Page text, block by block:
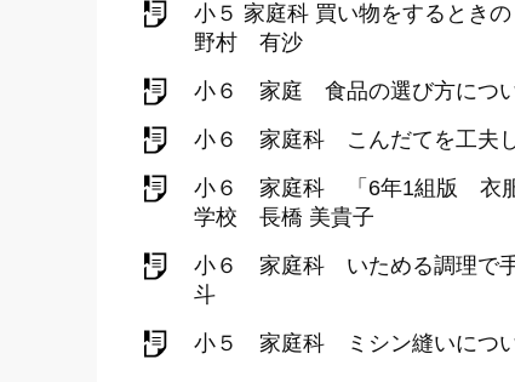
小５ 家庭科 買い物をするとき
野村 有沙
小６ 家庭 食品の選び方につ
小６ 家庭科 こんだてを工夫
小６ 家庭科 「6年1組版 衣服
学校 長橋 美貴子
小６ 家庭科 いためる調理で
斗
小５ 家庭科 ミシン縫いにつ